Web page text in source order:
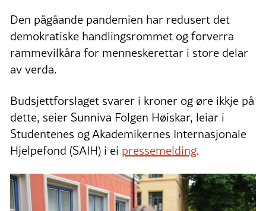
Den pågåande pandemien har redusert det
demokratiske handlingsrommet og forverra
rammevilkåra for menneskerettar i store delar
av verda.
Budsjettforslaget svarer i kroner og øre ikkje på
dette, seier Sunniva Folgen Høiskar, leiar i
Studentenes og Akademikernes Internasjonale
Hjelpefond (SAIH) i ei pressemelding.